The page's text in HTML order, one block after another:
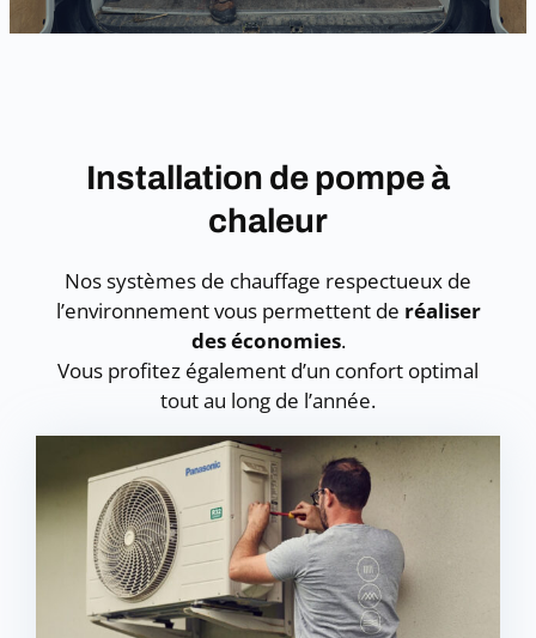
Installation de pompe à
chaleur
Nos systèmes de chauffage respectueux de
l’environnement vous permettent de réaliser
des économies.
Vous profitez également d’un confort optimal
tout au long de l’année.